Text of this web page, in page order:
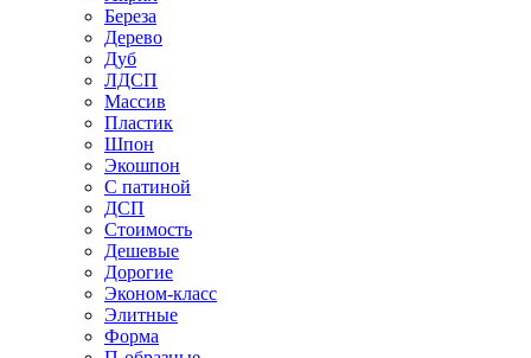
Береза
Дерево
Дуб
ЛДСП
Массив
Пластик
Шпон
Экошпон
С патиной
ДСП
Стоимость
Дешевые
Дорогие
Эконом-класс
Элитные
Форма